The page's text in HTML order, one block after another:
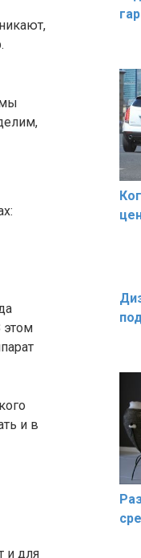
этом
и в
и для